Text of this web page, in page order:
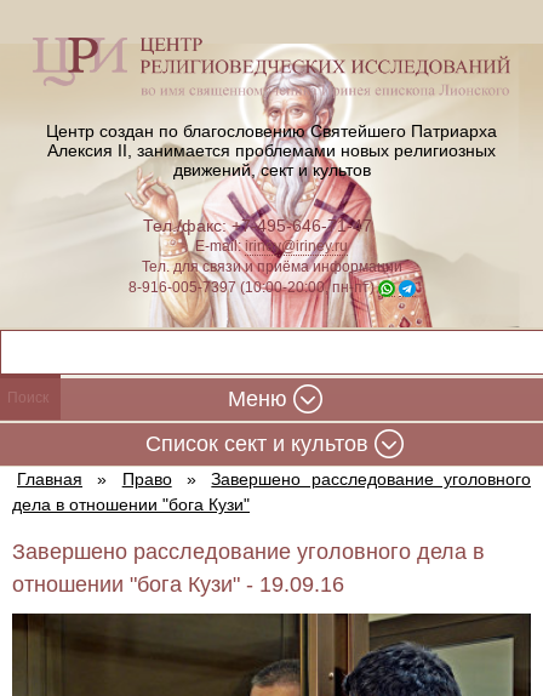
Центр создан по благословению Святейшего Патриарха
Алексия II, занимается проблемами новых религиозных
движений, сект и культов
Тел./факс: +7-495-646-71-47
E-mail:iriney@iriney.ru
Тел. для связи и приёма информации
8-916-005-7397 (10:00-20:00, пн-пт)
Меню
Cписок сект и культов
Главная » Право »
Завершено расследование уголовного
дела в отношении "бога Кузи"
Завершено расследование уголовного дела в
отношении "бога Кузи" - 19.09.16